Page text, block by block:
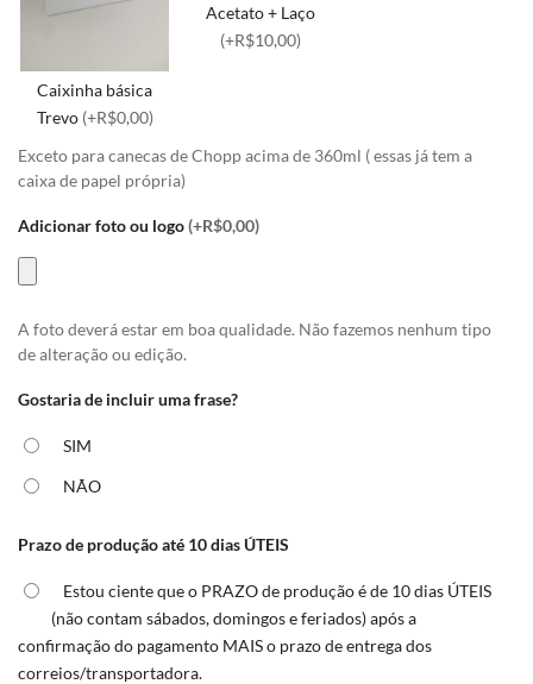
Caixinha básica
Trevo (+R$0,00)
Acetato + Laço
(+R$10,00)
Exceto para canecas de Chopp acima de 360ml ( essas já tem a
caixa de papel própria)
Adicionar foto ou logo(+R$0,00)
A foto deverá estar em boa qualidade. Não fazemos nenhum tipo
de alteração ou edição.
Gostaria de incluir uma frase?
SIM
NÃO
Prazo de produção até 10 dias ÚTEIS
Estou ciente que o PRAZO de produção é de 10 dias ÚTEIS
(não contam sábados, domingos e feriados) após a
confirmação do pagamento MAIS o prazo de entrega dos
correios/transportadora.